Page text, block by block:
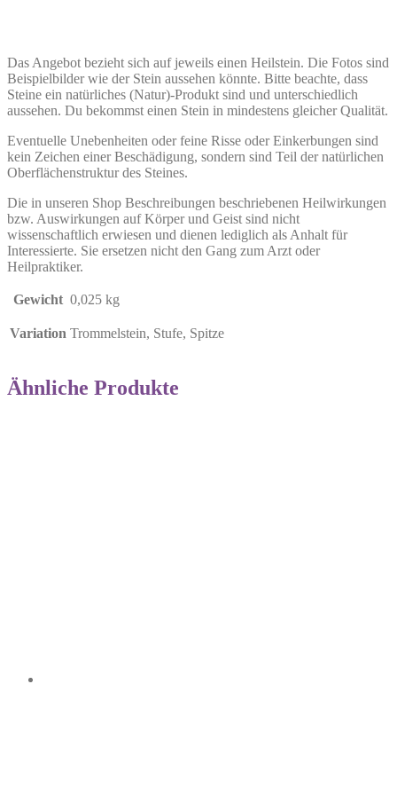
Das Angebot bezieht sich auf jeweils einen Heilstein. Die Fotos sind
Beispielbilder wie der Stein aussehen könnte. Bitte beachte, dass
Steine ein natürliches (Natur)-Produkt sind und unterschiedlich
aussehen. Du bekommst einen Stein in mindestens gleicher Qualität.
Eventuelle Unebenheiten oder feine Risse oder Einkerbungen sind
kein Zeichen einer Beschädigung, sondern sind Teil der natürlichen
Oberflächenstruktur des Steines.
Die in unseren Shop Beschreibungen beschriebenen Heilwirkungen
bzw. Auswirkungen auf Körper und Geist sind nicht
wissenschaftlich erwiesen und dienen lediglich als Anhalt für
Interessierte. Sie ersetzen nicht den Gang zum Arzt oder
Heilpraktiker.
Gewicht 0,025 kg
Variation Trommelstein, Stufe, Spitze
Ähnliche Produkte